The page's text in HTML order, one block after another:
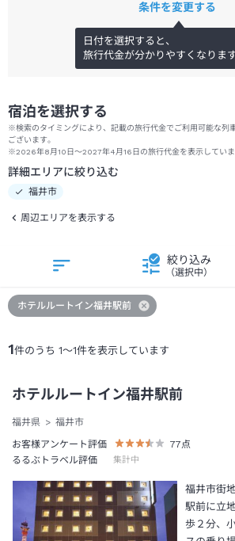
条件を変更する
日付を選択すると、
旅行代金が分かりやすくなります
宿泊を選択する
※検索のタイミングにより、記載の旅行代金でご利用可能な列
ございます。
※2026年8月10日～2027年4月16日の旅行代金を表示していま
詳細エリアに絞り込む
福井市
周辺エリアを表示する
1件のうち 1～1件を表示しています
絞り込み
（選択中）
ホテルルートイン福井駅前
ホテルルートイン福井駅前
福井県
福井市
お客様アンケート評価
77 点
るるぶトラベル評価
集計中
福井市街
駅前に立
歩２分、